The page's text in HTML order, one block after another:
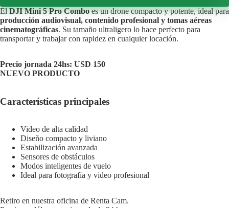
ElDJI Mini 5 Pro Comboes un drone compacto y potente, ideal para
producción audiovisual, contenido profesional y tomas aéreas
cinematográficas. Su tamaño ultraligero lo hace perfecto para
transportar y trabajar con rapidez en cualquier locación.
Precio jornada 24hs: USD 150
NUEVO PRODUCTO
Características principales
Video de alta calidad
Diseño compacto y liviano
Estabilización avanzada
Sensores de obstáculos
Modos inteligentes de vuelo
Ideal para fotografía y video profesional
Retiro en nuestra oficina de Renta Cam.